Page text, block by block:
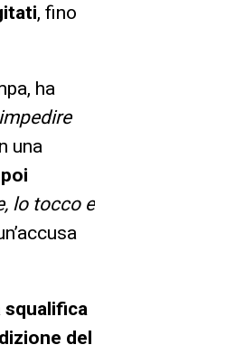
, fino
ha
una
lo tocco e
squalifica
del